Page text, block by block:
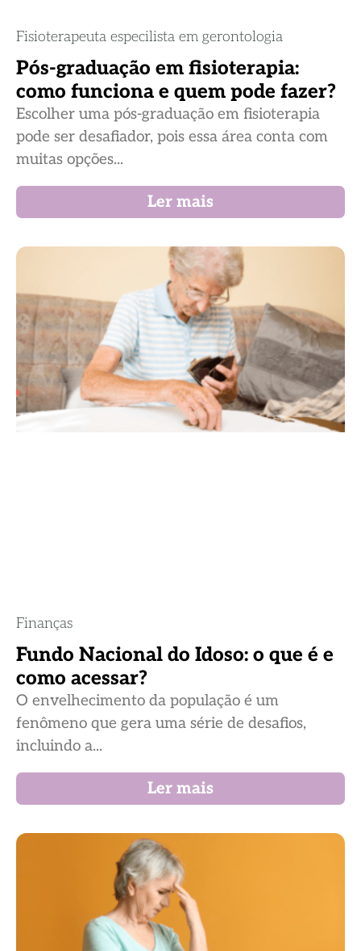
Fisioterapeuta especilista em gerontologia
Pós-graduação em fisioterapia:
como funciona e quem pode fazer?
Escolher uma pós-graduação em fisioterapia
pode ser desafiador, pois essa área conta com
muitas opções...
Ler mais
Finanças
Fundo Nacional do Idoso: o que é e
como acessar?
O envelhecimento da população é um
fenômeno que gera uma série de desafios,
incluindo a...
Ler mais